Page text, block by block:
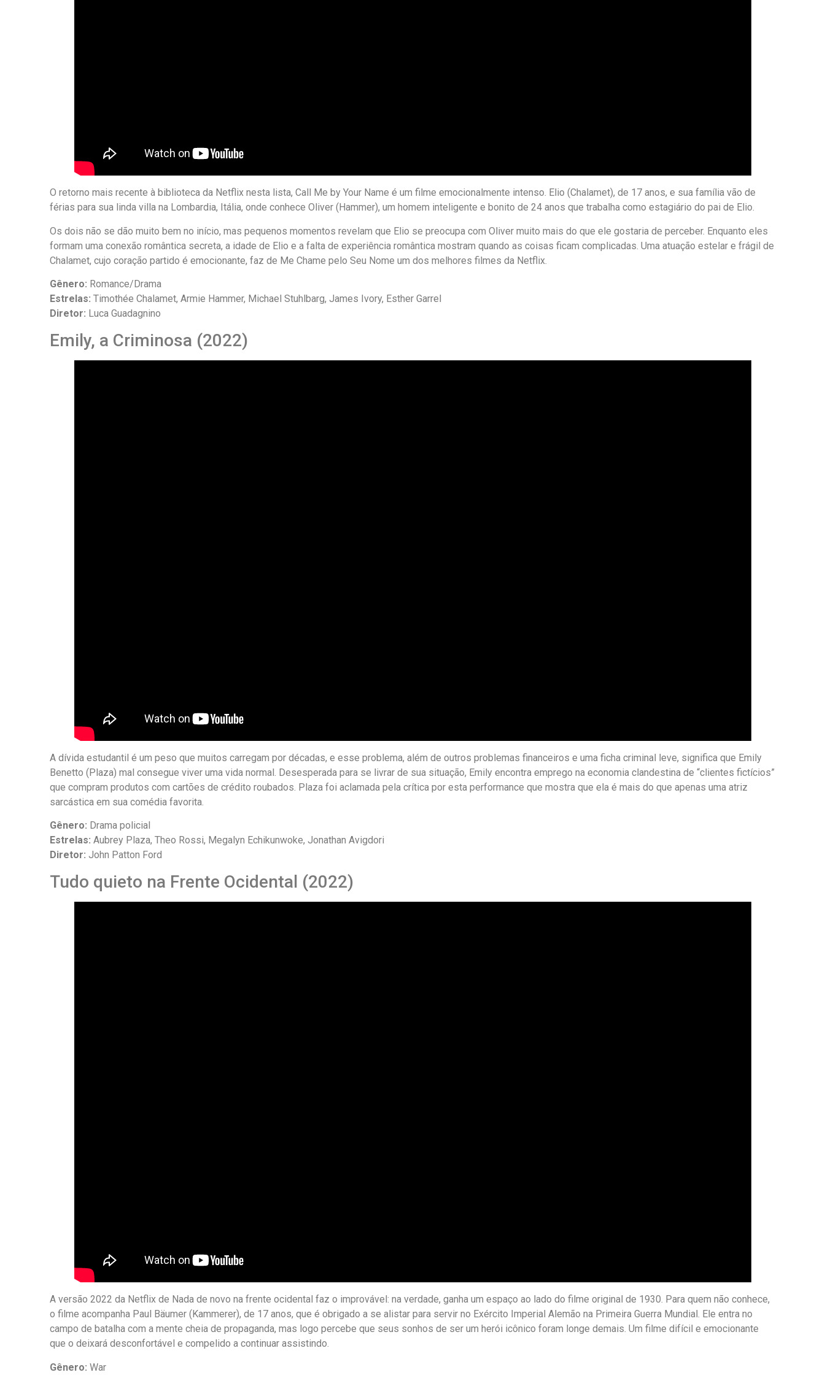
O retorno mais recente à biblioteca da Netflix nesta lista, Call Me by Your Name é um filme emocionalmente intenso. Elio (Chalamet), de 17 anos, e sua família vão de
férias para sua linda villa na Lombardia, Itália, onde conhece Oliver (Hammer), um homem inteligente e bonito de 24 anos que trabalha como estagiário do pai de Elio.
Os dois não se dão muito bem no início, mas pequenos momentos revelam que Elio se preocupa com Oliver muito mais do que ele gostaria de perceber. Enquanto eles
formam uma conexão romântica secreta, a idade de Elio e a falta de experiência romântica mostram quando as coisas ficam complicadas. Uma atuação estelar e frágil de
Chalamet, cujo coração partido é emocionante, faz de Me Chame pelo Seu Nome um dos melhores filmes da Netflix.
Gênero: Romance/Drama
Estrelas: Timothée Chalamet, Armie Hammer, Michael Stuhlbarg, James Ivory, Esther Garrel
Diretor: Luca Guadagnino
Emily, a Criminosa (2022)
A dívida estudantil é um peso que muitos carregam por décadas, e esse problema, além de outros problemas financeiros e uma ficha criminal leve, significa que Emily
Benetto (Plaza) mal consegue viver uma vida normal. Desesperada para se livrar de sua situação, Emily encontra emprego na economia clandestina de “clientes fictícios”
que compram produtos com cartões de crédito roubados. Plaza foi aclamada pela crítica por esta performance que mostra que ela é mais do que apenas uma atriz
sarcástica em sua comédia favorita.
Gênero: Drama policial
Estrelas: Aubrey Plaza, Theo Rossi, Megalyn Echikunwoke, Jonathan Avigdori
Diretor: John Patton Ford
Tudo quieto na Frente Ocidental (2022)
A versão 2022 da Netflix de Nada de novo na frente ocidental faz o improvável: na verdade, ganha um espaço ao lado do filme original de 1930. Para quem não conhece,
o filme acompanha Paul Bäumer (Kammerer), de 17 anos, que é obrigado a se alistar para servir no Exército Imperial Alemão na Primeira Guerra Mundial. Ele entra no
campo de batalha com a mente cheia de propaganda, mas logo percebe que seus sonhos de ser um herói icônico foram longe demais. Um filme difícil e emocionante
que o deixará desconfortável e compelido a continuar assistindo.
Gênero: War